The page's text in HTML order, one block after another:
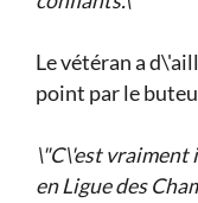
Le vétéran a
point par le
\"C\'est vraiment
en Ligue des